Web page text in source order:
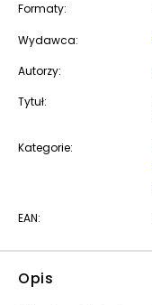
Formaty:
Wydawca:
Autorzy:
Tytuł:
Kategorie:
EAN:
Opis